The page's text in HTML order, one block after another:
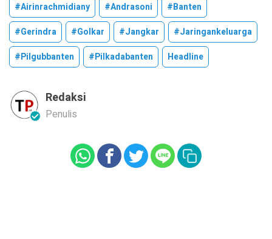
#airinrachmidiany #andrasoni
#banten
#gerindra
#golkar #jangkar
#jaringankeluarga
#pilgubbanten
#pilkadabanten Headline
Redaksi
Penulis